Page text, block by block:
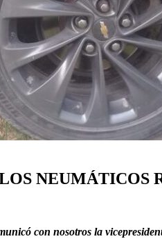
NEUMÁTICOS
con nosotros la